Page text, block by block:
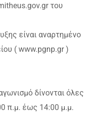
του
είναι αναρτημένο
( www.pgnp.gr )
δίνονται όλες
π.μ. έως 14:00 μ.μ.